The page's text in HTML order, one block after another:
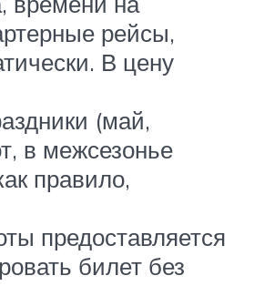
рейсы,
В цену
(май,
в межсезонье
правило,
предоставляется
билет без